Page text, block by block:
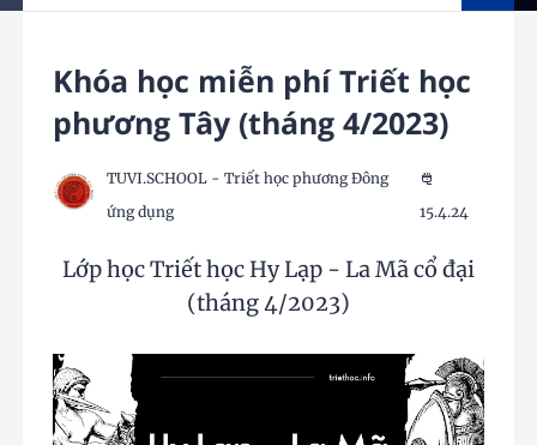
Khóa học miễn phí Triết học
phương Tây (tháng 4/2023)
TUVI.SCHOOL - Triết học phương Đông
ứng dụng
15.4.24
Lớp học Triết học Hy Lạp - La Mã cổ đại
(tháng 4/2023)